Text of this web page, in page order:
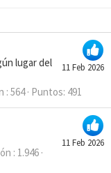
11 Feb 2026
lugar del
564 Puntos 491
11 Feb 2026
1.946